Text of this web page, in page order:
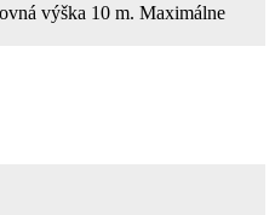
výška 10 m. Maximálne